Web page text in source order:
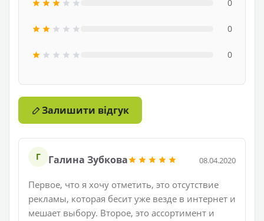
0
0
0
Залишити відгук
Г Галина Зубкова 08.04.2020
Первое, что я хочу отметить, это отсутствие
рекламы, которая бесит уже везде в интернет и
мешает выбору. Второе, это ассортимент и